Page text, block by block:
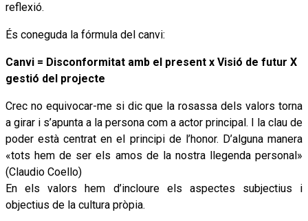
reflexió.
És coneguda la fórmula del canvi:
Canvi = Disconformitat amb el present x Visió de futur X
gestió del projecte
Crec no equivocar-me si dic que la rosassa dels valors torna
a girar i s’apunta a la persona com a actor principal. I la clau de
poder està centrat en el principi de l’honor. D’alguna manera
«tots hem de ser els amos de la nostra llegenda personal»
(Claudio Coello)
En els valors hem d’incloure els aspectes subjectius i
objectius de la cultura pròpia.